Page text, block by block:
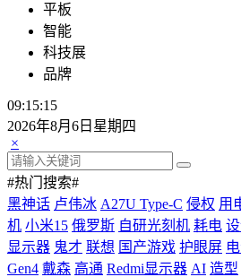
平板
智能
科技展
品牌
09:15:16
2026年8月6日星期四
×
#热门搜索#
黑神话 卢伟冰 A27U Type-C 侵权 用
机 小米15 俄罗斯 自研光刻机 耗电
显示器 鬼才 联想 国产游戏 护眼屏
Gen4 戴森 高通 Redmi显示器 AI 造型